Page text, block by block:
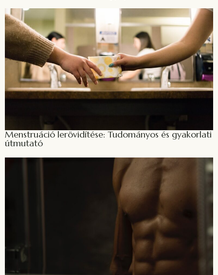
Menstruáció lerövidítése: Tudományos és gyakorlati
útmutató